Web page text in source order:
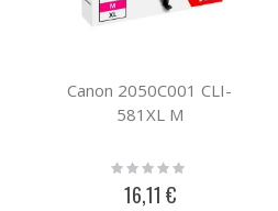
Canon 2050C001 CLI-
581XL M
Rating:
16,11 €